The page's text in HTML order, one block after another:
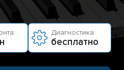
Диагностика:
бесплатно